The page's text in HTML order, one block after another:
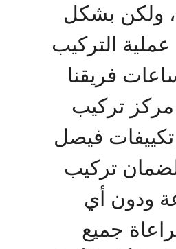
ولكن بشكل
التركيب
3 إلى 5 ساعات فريقنا
تركيب
فيصل
تركيب
ودون أي
جميع